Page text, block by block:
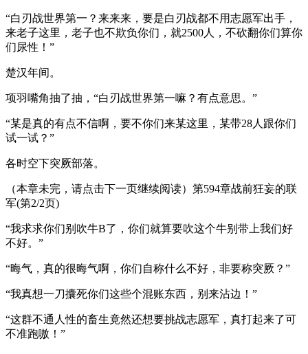
“白刃战世界第一？来来来，要是白刃战都不用志愿军出手，
来老子这里，老子也不欺负你们，就2500人，不砍翻你们算你
们尿性！”
楚汉年间。
项羽嘴角抽了抽，“白刃战世界第一嘛？有点意思。”
“某是真的有点不信啊，要不你们来某这里，某带28人跟你们
试一试？”
各时空下突厥部落。
（本章未完，请点击下一页继续阅读）第594章战前狂妄的联
军(第2/2页)
“我求求你们别吹牛B了，你们就算要吹这个牛别带上我们好
不好。”
“晦气，真的很晦气啊，你们自称什么不好，非要称突厥？”
“我真想一刀攮死你们这些个混账东西，别来沾边！”
“这群不通人性的畜生竟然还想要挑战志愿军，真打起来了可
不准跑嗷！”